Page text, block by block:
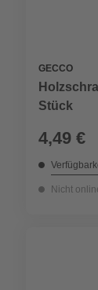
GECCO
Stück
4,49 €
Nicht